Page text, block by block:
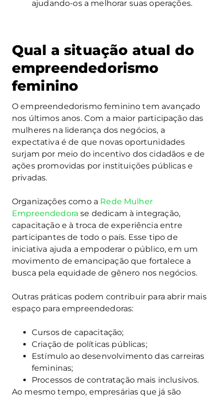
ajudando-os a melhorar suas operações.
Qual a situação atual do
empreendedorismo
feminino
O empreendedorismo feminino tem avançado
nos últimos anos. Com a maior participação das
mulheres na liderança dos negócios, a
expectativa é de que novas oportunidades
surjam por meio do incentivo dos cidadãos e de
ações promovidas por instituições públicas e
privadas.
Organizações como a Rede Mulher
Empreendedora se dedicam à integração,
capacitação e à troca de experiência entre
participantes de todo o país. Esse tipo de
iniciativa ajuda a empoderar o público, em um
movimento de emancipação que fortalece a
busca pela equidade de gênero nos negócios.
Outras práticas podem contribuir para abrir mais
espaço para empreendedoras:
Cursos de capacitação;
Criação de políticas públicas;
Estímulo ao desenvolvimento das carreiras
femininas;
Processos de contratação mais inclusivos.
Ao mesmo tempo, empresárias que já são